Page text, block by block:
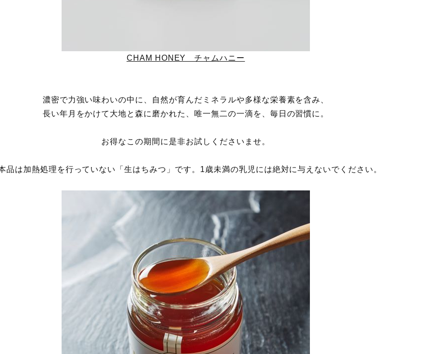
CHAM HONEY チャムハニー
濃密で力強い味わいの中に、自然が育んだミネラルや多様な栄養素を含み、
長い年月をかけて大地と森に磨かれた、唯一無二の一滴を、毎日の習慣に。
お得なこの期間に是非お試しくださいませ。
品は加熱処理を行っていない「生はちみつ」です。1歳未満の乳児には絶対に与えないでください。